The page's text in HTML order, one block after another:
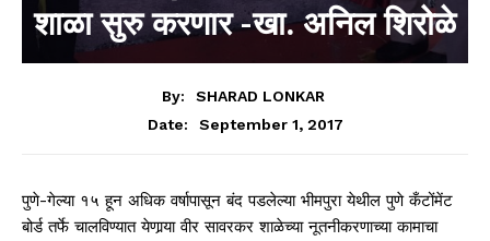
शाळा सुरु करणार -खा. अनिल शिरोळे
By:
SHARAD LONKAR
Date:
September 1, 2017
पुणे-गेल्या १५ हून अधिक वर्षापासून बंद पडलेल्या भीमपुरा येथील पुणे कँटोंमेंट
बोर्ड तर्फे चालविण्यात येणार्‍या वीर सावरकर शाळेच्या नूतनीकरणाच्या कामाचा